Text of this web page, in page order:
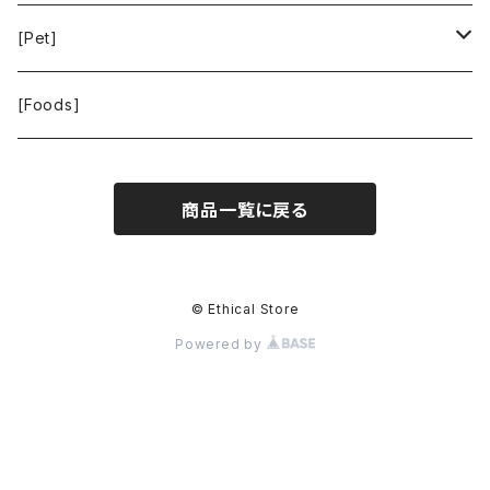
La Bontazza
THE TOKYO CORK
24BOTTLES
Root Pouch
URBAN GREEN MAKERS
STOP THE WATER WHILE USING ME!
[Pet]
WOLFGANG MAN ＆ BEAST
[Foods]
商品一覧に戻る
© Ethical Store
Powered by